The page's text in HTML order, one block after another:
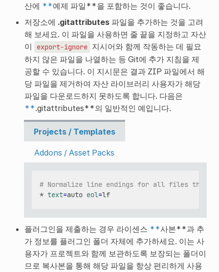
산에 **예제 파일**을 포함하는 것이 좋습니다.
저장소에 .gitattributes파일을 추가하는 것을 고려
해 보세요. 이 파일을 사용하면 줄 끝을 지정하고 자산
이
export-ignore 지시어와 함께 작동하는 데 필요
하지 않은 파일을 나열하는 등 Git에 추가 지침을 제
공할 수 있습니다. 이 지시문은 결과 ZIP 파일에서 해
당 파일을 제거하여 자산 라이브러리 사용자가 해당
파일을 다운로드하지 못하도록 합니다. 다음은
**.gitattributes**의 일반적인 예입니다.
Projects / Templates
Addons / Asset Packs
# Normalize line endings for all files that
* text=auto eol= lf
플러그인을 제출하는 경우 라이센스 **사본**과 추
가 정보를 플러그인 폴더 자체에 추가하세요. 이는 사
용자가 프로젝트와 함께 보관하도록 보장되는 폴더이
므로 복사본을 통해 해당 파일을 항상 편리하게 사용